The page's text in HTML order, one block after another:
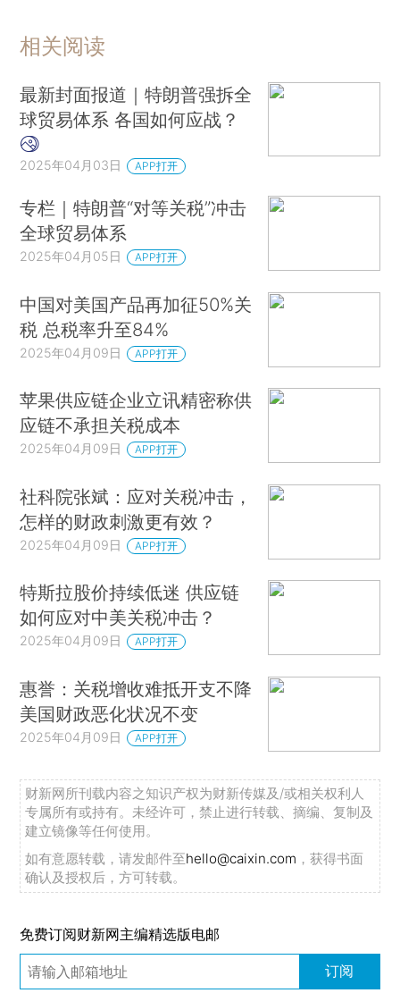
相关阅读
最新封面报道｜特朗普强拆全
球贸易体系 各国如何应战？
2025年04月03日 APP打开
专栏｜特朗普“对等关税”冲击
全球贸易体系
2025年04月05日 APP打开
中国对美国产品再加征50%关
税 总税率升至84%
2025年04月09日 APP打开
苹果供应链企业立讯精密称供
应链不承担关税成本
2025年04月09日 APP打开
社科院张斌：应对关税冲击，
怎样的财政刺激更有效？
2025年04月09日 APP打开
特斯拉股价持续低迷 供应链
如何应对中美关税冲击？
2025年04月09日 APP打开
惠誉：关税增收难抵开支不降
美国财政恶化状况不变
2025年04月09日 APP打开
财新网所刊载内容之知识产权为财新传媒及/或相关权利人
专属所有或持有。未经许可，禁止进行转载、摘编、复制及
建立镜像等任何使用。
如有意愿转载，请发邮件至hello@caixin.com ，获得书面
确认及授权后，方可转载。
免费订阅财新网主编精选版电邮
订阅